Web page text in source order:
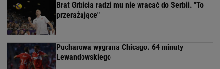
Brat Grbicia radzi mu nie wracać do Serbii. "To
przerażające"
Pucharowa wygrana Chicago. 64 minuty
Lewandowskiego